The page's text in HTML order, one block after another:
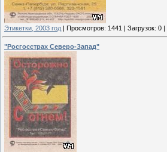
Этикетки, 2003 год | Просмотров: 1441 | Загрузок: 0 |
"Росгосстрах Северо-Запад"